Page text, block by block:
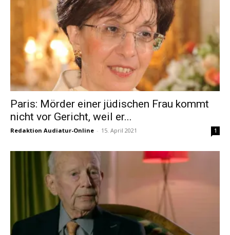
Paris: Mörder einer jüdischen Frau kommt
nicht vor Gericht, weil er...
Redaktion Audiatur-Online - 15. April 2021 1